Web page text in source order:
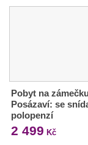
Pobyt na
Posázaví: se
polopenzí
2 499 Kč